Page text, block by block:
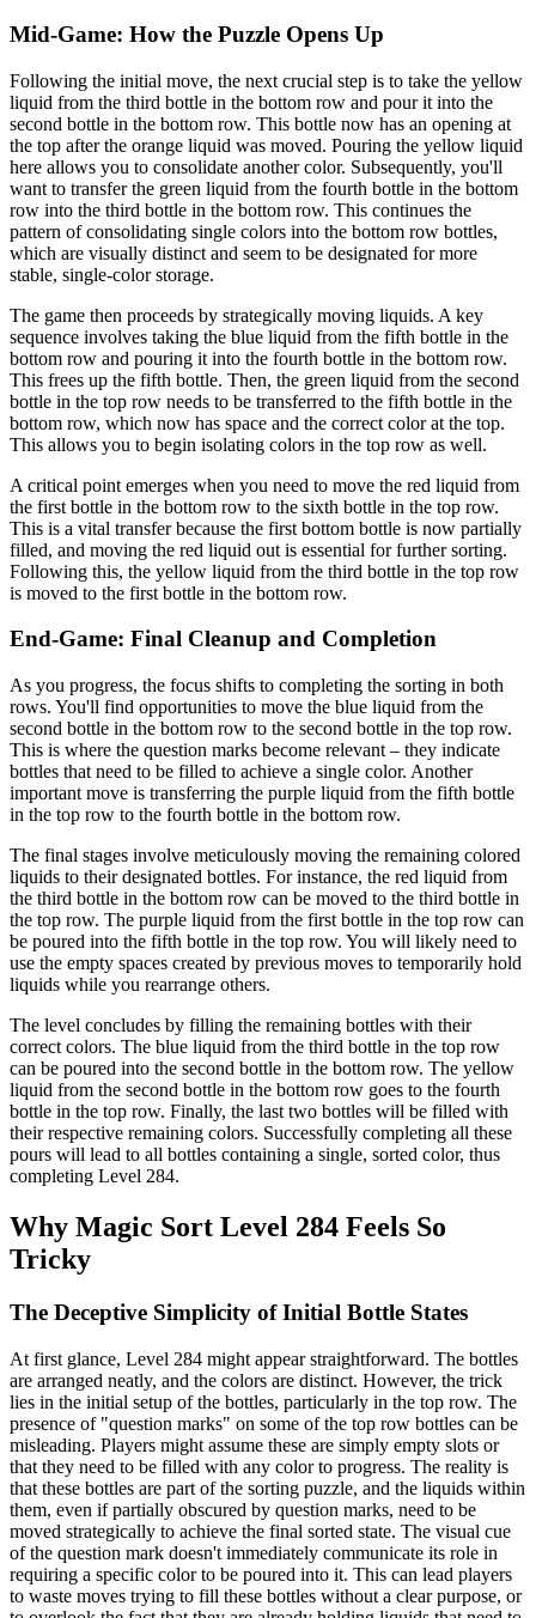
Mid-Game: How the Puzzle Opens Up
Following the initial move, the next crucial step is to take the yellow
liquid from the third bottle in the bottom row and pour it into the
second bottle in the bottom row. This bottle now has an opening at
the top after the orange liquid was moved. Pouring the yellow liquid
here allows you to consolidate another color. Subsequently, you'll
want to transfer the green liquid from the fourth bottle in the bottom
row into the third bottle in the bottom row. This continues the
pattern of consolidating single colors into the bottom row bottles,
which are visually distinct and seem to be designated for more
stable, single-color storage.
The game then proceeds by strategically moving liquids. A key
sequence involves taking the blue liquid from the fifth bottle in the
bottom row and pouring it into the fourth bottle in the bottom row.
This frees up the fifth bottle. Then, the green liquid from the second
bottle in the top row needs to be transferred to the fifth bottle in the
bottom row, which now has space and the correct color at the top.
This allows you to begin isolating colors in the top row as well.
A critical point emerges when you need to move the red liquid from
the first bottle in the bottom row to the sixth bottle in the top row.
This is a vital transfer because the first bottom bottle is now partially
filled, and moving the red liquid out is essential for further sorting.
Following this, the yellow liquid from the third bottle in the top row
is moved to the first bottle in the bottom row.
End-Game: Final Cleanup and Completion
As you progress, the focus shifts to completing the sorting in both
rows. You'll find opportunities to move the blue liquid from the
second bottle in the bottom row to the second bottle in the top row.
This is where the question marks become relevant – they indicate
bottles that need to be filled to achieve a single color. Another
important move is transferring the purple liquid from the fifth bottle
in the top row to the fourth bottle in the bottom row.
The final stages involve meticulously moving the remaining colored
liquids to their designated bottles. For instance, the red liquid from
the third bottle in the bottom row can be moved to the third bottle in
the top row. The purple liquid from the first bottle in the top row can
be poured into the fifth bottle in the top row. You will likely need to
use the empty spaces created by previous moves to temporarily hold
liquids while you rearrange others.
The level concludes by filling the remaining bottles with their
correct colors. The blue liquid from the third bottle in the top row
can be poured into the second bottle in the bottom row. The yellow
liquid from the second bottle in the bottom row goes to the fourth
bottle in the top row. Finally, the last two bottles will be filled with
their respective remaining colors. Successfully completing all these
pours will lead to all bottles containing a single, sorted color, thus
completing Level 284.
Why Magic Sort Level 284 Feels So
Tricky
The Deceptive Simplicity of Initial Bottle States
At first glance, Level 284 might appear straightforward. The bottles
are arranged neatly, and the colors are distinct. However, the trick
lies in the initial setup of the bottles, particularly in the top row. The
presence of "question marks" on some of the top row bottles can be
misleading. Players might assume these are simply empty slots or
that they need to be filled with any color to progress. The reality is
that these bottles are part of the sorting puzzle, and the liquids within
them, even if partially obscured by question marks, need to be
moved strategically to achieve the final sorted state. The visual cue
of the question mark doesn't immediately communicate its role in
requiring a specific color to be poured into it. This can lead players
to waste moves trying to fill these bottles without a clear purpose, or